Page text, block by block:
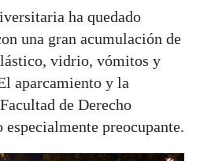
ha quedado
una gran acumulación de
vidrio, vómitos y
aparcamiento y la
de Derecho
especialmente preocupante.